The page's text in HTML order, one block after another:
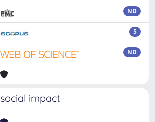
ND
5
ND
social impact